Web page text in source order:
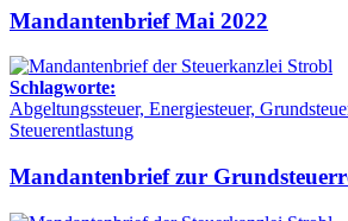
Mandantenbrief Mai 2022
Schlagworte:
Abgeltungssteuer, Energiesteuer,
Steuerentlastung
Mandantenbrief zur